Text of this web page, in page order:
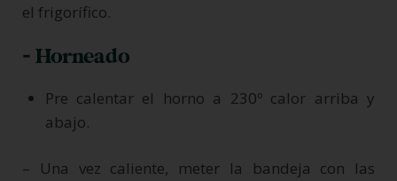
el frigorífico.
- Horneado
Pre calentar el horno a 230º calor arriba y
abajo.
– Una vez caliente, meter la bandeja con las